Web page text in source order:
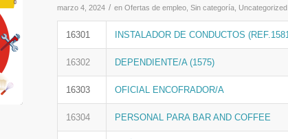
marzo 4, 2024 / en Ofertas de empleo Sin categoría Uncategorized
16301 INSTALADOR DE CONDUCTOS
16302 DEPENDIENTE/A (1575)
16303 OFICIAL ENCOFRADOR/A
16304 PERSONAL PARA BAR AND COFFEE